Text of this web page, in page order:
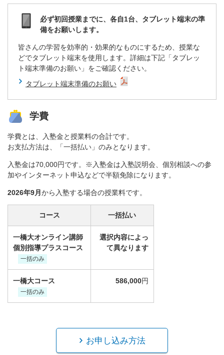
必ず初回授業までに、各自1台、タブレット端末の準
備をお願いします。
皆さんの学習を効率的・効果的なものにするため、授業な
どでタブレット端末を使用します。詳細は下記「タブレッ
ト端末準備のお願い」をご確認ください。
タブレット端末準備のお願い
学費
学費とは、入塾金と授業料の合計です。
お支払方法は、「一括払い」のみとなります。
入塾金は70,000円です。※入塾金は入塾説明会、個別相談への参
加やインターネット申込などで半額免除になります。
2026年9月 から入塾する場合の授業料です。
コース
一橋大オンライン講師
個別指導プラスコース
一括のみ
一橋大コース
一括のみ
一括払い
選択内容によっ
て異なります
586,000円
お申し込み方法